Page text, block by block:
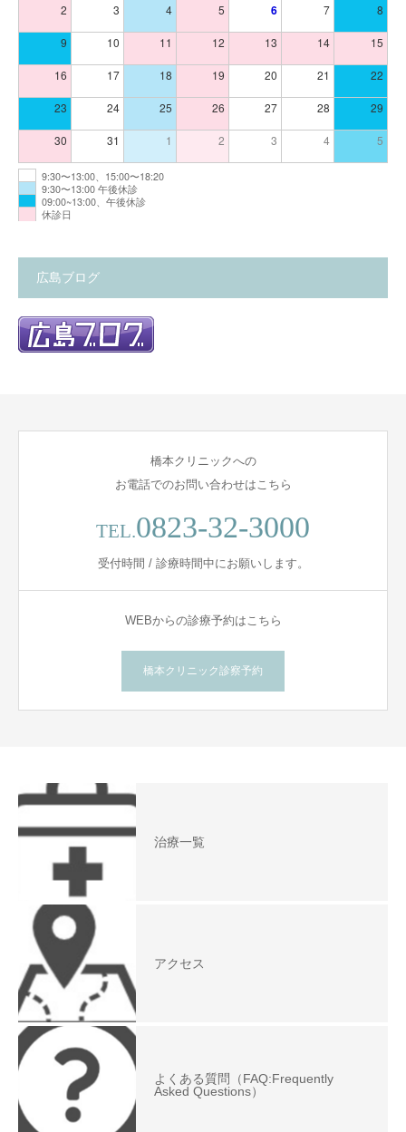
2 3 4 5 6 7 8
9 10 11 12 13 14 15
16 17 18 19 20 21 22
23 24 25 26 27 28 29
30 31 1 2 3 4 5
9:30〜13:00、15:00〜18:20
9:30〜13:00 午後休診
09:00~13:00、午後休診
休診日
広島ブログ
橋本クリニックへの
お電話でのお問い合わせはこちら
TEL.0823-32-3000
受付時間 / 診療時間中にお願いします。
WEBからの診療予約はこちら
橋本クリニック診察予約
治療一覧
アクセス
よくある質問（FAQ:Frequently
Asked Questions）